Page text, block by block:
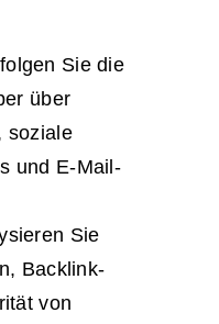
Sie die
über
soziale
und E-Mail-
Sie
Backlink-
von